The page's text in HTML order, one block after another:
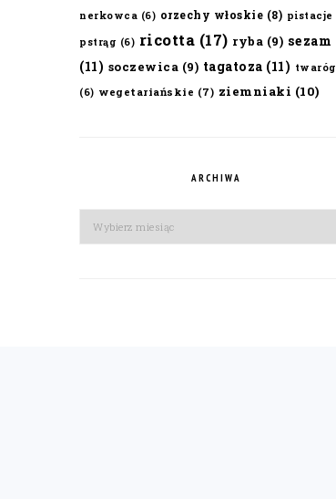
nerkowca (6) orzechy włoskie (8) pistacje
pstrąg (6) ricotta (17) ryba (9) sezam
(11) soczewica (9) tagatoza (11) twaróg
(6) wegetariańskie (7) ziemniaki (10)
ARCHIWA
Archiwa